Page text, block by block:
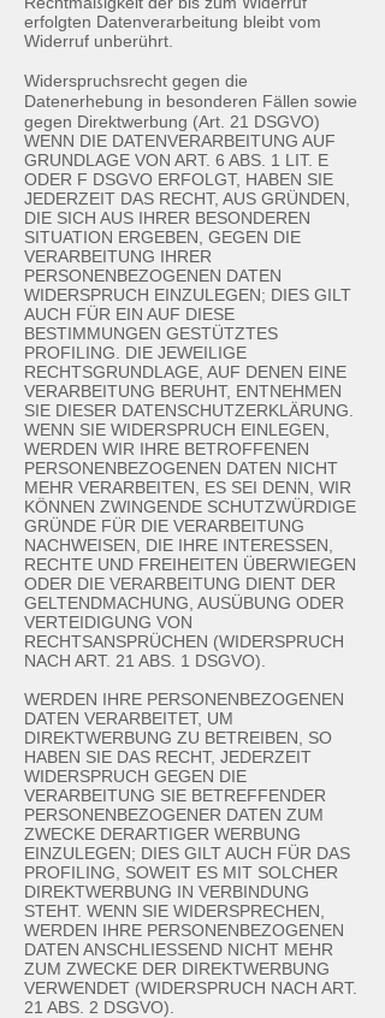
erfolgten Datenverarbeitung bleibt vom
Widerruf unberührt.
Widerspruchsrecht gegen die
Datenerhebung in besonderen Fällen sowie
gegen Direktwerbung (Art. 21 DSGVO)
WENN DIE DATENVERARBEITUNG AUF
GRUNDLAGE VON ART. 6 ABS. 1 LIT. E
ODER F DSGVO ERFOLGT, HABEN SIE
JEDERZEIT DAS RECHT, AUS GRÜNDEN,
DIE SICH AUS IHRER BESONDEREN
SITUATION ERGEBEN, GEGEN DIE
VERARBEITUNG IHRER
PERSONENBEZOGENEN DATEN
WIDERSPRUCH EINZULEGEN; DIES GILT
AUCH FÜR EIN AUF DIESE
BESTIMMUNGEN GESTÜTZTES
PROFILING. DIE JEWEILIGE
RECHTSGRUNDLAGE, AUF DENEN EINE
VERARBEITUNG BERUHT, ENTNEHMEN
SIE DIESER DATENSCHUTZERKLÄRUNG.
WENN SIE WIDERSPRUCH EINLEGEN,
WERDEN WIR IHRE BETROFFENEN
PERSONENBEZOGENEN DATEN NICHT
MEHR VERARBEITEN, ES SEI DENN, WIR
KÖNNEN ZWINGENDE SCHUTZWÜRDIGE
GRÜNDE FÜR DIE VERARBEITUNG
NACHWEISEN, DIE IHRE INTERESSEN,
RECHTE UND FREIHEITEN ÜBERWIEGEN
ODER DIE VERARBEITUNG DIENT DER
GELTENDMACHUNG, AUSÜBUNG ODER
VERTEIDIGUNG VON
RECHTSANSPRÜCHEN (WIDERSPRUCH
NACH ART. 21 ABS. 1 DSGVO).
WERDEN IHRE PERSONENBEZOGENEN
DATEN VERARBEITET, UM
DIREKTWERBUNG ZU BETREIBEN, SO
HABEN SIE DAS RECHT, JEDERZEIT
WIDERSPRUCH GEGEN DIE
VERARBEITUNG SIE BETREFFENDER
PERSONENBEZOGENER DATEN ZUM
ZWECKE DERARTIGER WERBUNG
EINZULEGEN; DIES GILT AUCH FÜR DAS
PROFILING, SOWEIT ES MIT SOLCHER
DIREKTWERBUNG IN VERBINDUNG
STEHT. WENN SIE WIDERSPRECHEN,
WERDEN IHRE PERSONENBEZOGENEN
DATEN ANSCHLIESSEND NICHT MEHR
ZUM ZWECKE DER DIREKTWERBUNG
VERWENDET (WIDERSPRUCH NACH ART.
21 ABS. 2 DSGVO).